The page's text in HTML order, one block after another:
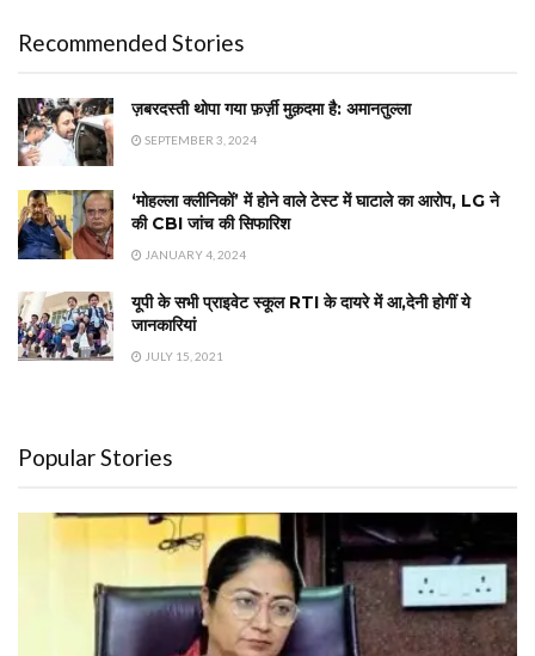
Recommended Stories
ज़बरदस्ती थोपा गया फ़र्ज़ी मुक़दमा है: अमानतुल्ला
SEPTEMBER 3, 2024
‘मोहल्ला क्लीनिकों’ में होने वाले टेस्‍ट में घाटाले का आरोप, LG ने
की CBI जांच की सिफारिश
JANUARY 4, 2024
यूपी के सभी प्राइवेट स्कूल RTI के दायरे में आ,देनी होगीं ये
जानकारियां
JULY 15, 2021
Popular Stories